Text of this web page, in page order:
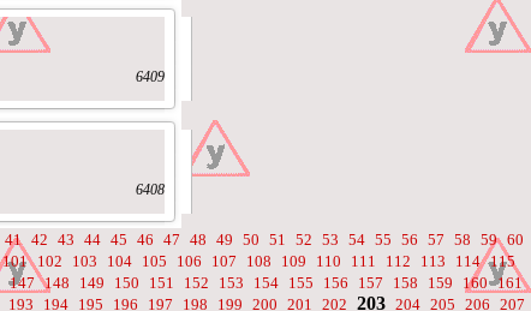
6409
6408
41 42 43 44 45 46 47 48 49 50 51 52 53 54 55 56 57 58 59 60
101 102 103 104 105 106 107 108 109 110 111 112 113 114 115
147 148 149 150 151 152 153 154 155 156 157 158 159 160 161
193 194 195 196 197 198 199 200 201 202 203 204 205 206 207